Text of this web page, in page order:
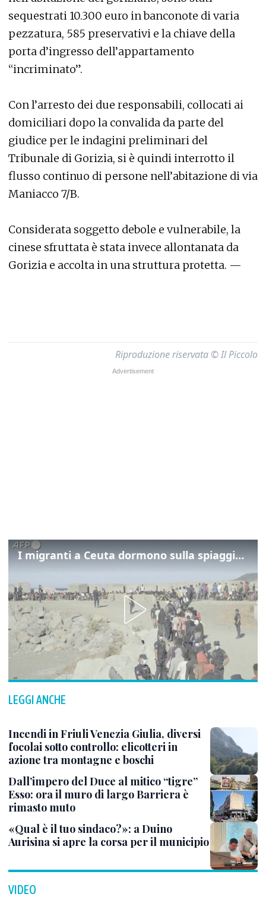
sequestrati 10.300 euro in banconote di varia
pezzatura, 585 preservativi e la chiave della
porta d’ingresso dell’appartamento
“incriminato”.
Con l’arresto dei due responsabili, collocati ai
domiciliari dopo la convalida da parte del
giudice per le indagini preliminari del
Tribunale di Gorizia, si è quindi interrotto il
flusso continuo di persone nell’abitazione di via
Maniacco 7/B.
Considerata soggetto debole e vulnerabile, la
cinese sfruttata è stata invece allontanata da
Gorizia e accolta in una struttura protetta. —
Riproduzione riservata © Il Piccolo
I migranti a Ceuta dormono sulla spiaggia: "Vogliamo entrare in Europa"
LEGGI ANCHE
Incendi in Friuli Venezia Giulia, diversi
focolai sotto controllo: elicotteri in
azione tra montagne e boschi
Dall’impero del Duce al mitico “tigre”
Esso: ora il muro di largo Barriera è
rimasto muto
«Qual è il tuo sindaco?»: a Duino
Aurisina si apre la corsa per il municipio
VIDEO